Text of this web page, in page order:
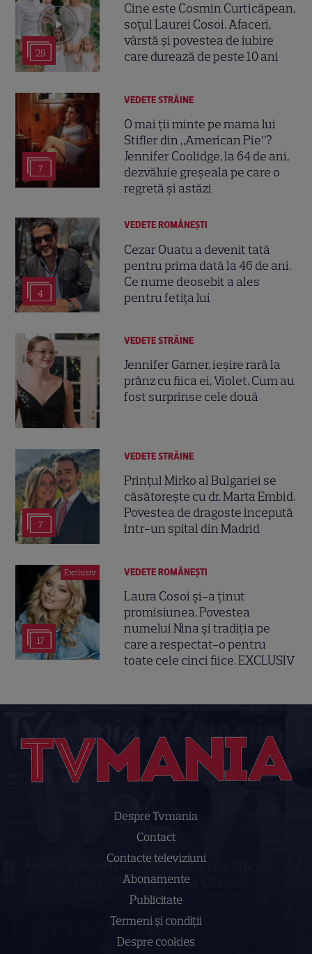
29
Cine este Cosmin Curticăpean,
soțul Laurei Cosoi. Afaceri,
vârstă și povestea de iubire
care durează de peste 10 ani
7
VEDETE STRĂINE
O mai ții minte pe mama lui
Stifler din „American Pie”?
Jennifer Coolidge, la 64 de ani,
dezvăluie greșeala pe care o
regretă și astăzi
4
VEDETE ROMÂNEŞTI
Cezar Ouatu a devenit tată
pentru prima dată la 46 de ani.
Ce nume deosebit a ales
pentru fetița lui
VEDETE STRĂINE
Jennifer Garner, ieșire rară la
prânz cu fiica ei, Violet. Cum au
fost surprinse cele două
7
VEDETE STRĂINE
Prințul Mirko al Bulgariei se
căsătorește cu dr. Marta Embid.
Povestea de dragoste începută
într-un spital din Madrid
Exclusiv
17
VEDETE ROMÂNEŞTI
Laura Cosoi și-a ținut
promisiunea. Povestea
numelui Nina și tradiția pe
care a respectat-o pentru
toate cele cinci fiice. EXCLUSIV
Despre Tvmania
Contact
Contacte televiziuni
Abonamente
Publicitate
Termeni și condiții
Despre cookies